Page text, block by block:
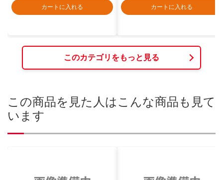
カートに入れる カートに入れる
このカテゴリをもっと見る
この商品を見た人はこんな商品も見て
います